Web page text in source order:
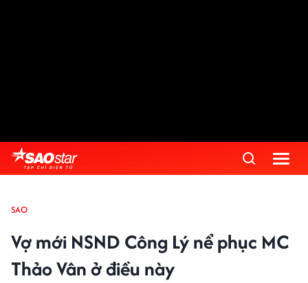
SAO
Vợ mới NSND Công Lý nể phục MC
Thảo Vân ở điều này